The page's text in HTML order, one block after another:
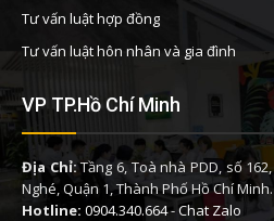
Tư vấn luật hợp đồng
Tư vấn luật hôn nhân và gia đình
VP TP.Hồ Chí Minh
Địa Chỉ:Tầng 6, Toà nhà PDD, số
Nghé, Quận 1, Thành Phố Hồ Chí Minh.
Hotline: 0904.340.664-Chat Zalo